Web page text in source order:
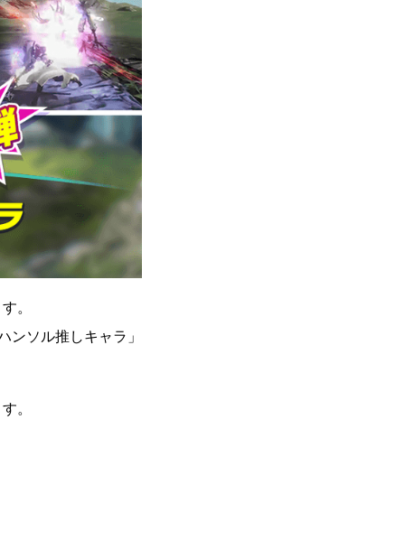
。
ソル推しキャラ」
。